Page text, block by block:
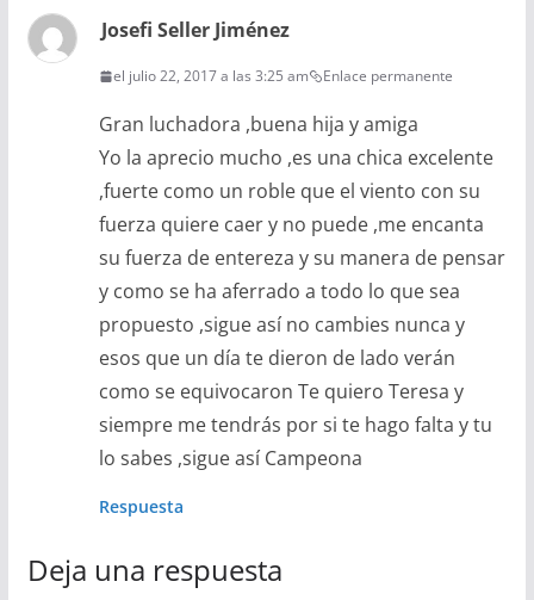
Josefi Seller Jiménez
el julio 22, 2017 a las 3:25 am Enlace permanente
Gran luchadora ,buena hija y amiga
Yo la aprecio mucho ,es una chica excelente
,fuerte como un roble que el viento con su
fuerza quiere caer y no puede ,me encanta
su fuerza de entereza y su manera de pensar
y como se ha aferrado a todo lo que sea
propuesto ,sigue así no cambies nunca y
esos que un día te dieron de lado verán
como se equivocaron Te quiero Teresa y
siempre me tendrás por si te hago falta y tu
lo sabes ,sigue así Campeona
Respuesta
Deja una respuesta